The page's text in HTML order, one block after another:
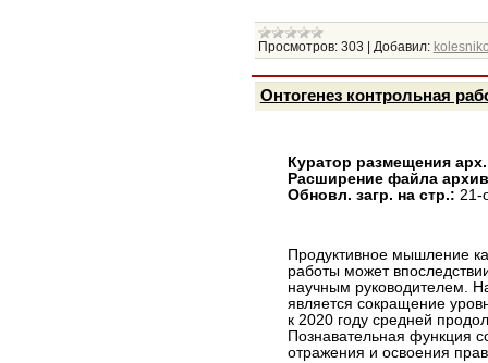
Просмотров: 303 | Добавил:
Онтогенез контрольная
Куратор размещения
Расширение файла
Обновл. загр. на стр.: 21-
Продуктивное мышление
работы может
научным руководителем.
является сокращение
к 2020 году средней
Познавательная функция
отражения и освоения